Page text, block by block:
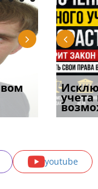
Чоловік
позика
фраза «на
учета
youtube